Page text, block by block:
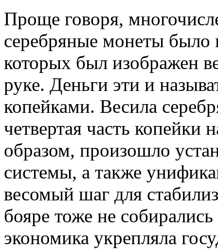
Проще говоря,
серебряные монеты было
которых был изображен
руке. Деньги эти и
копейками. Весила
четвертая часть копейки
образом, произошло
системы, а также
весомый шаг для
бояре тоже не
экономика укрепляла